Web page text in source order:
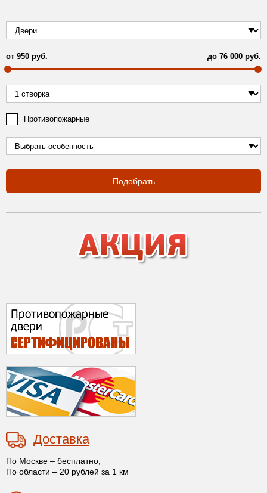
от 950 руб. до 76 000 руб.
Противопожарные
Подобрать
Доставка
По Москве – бесплатно,
По области – 20 рублей за 1 км